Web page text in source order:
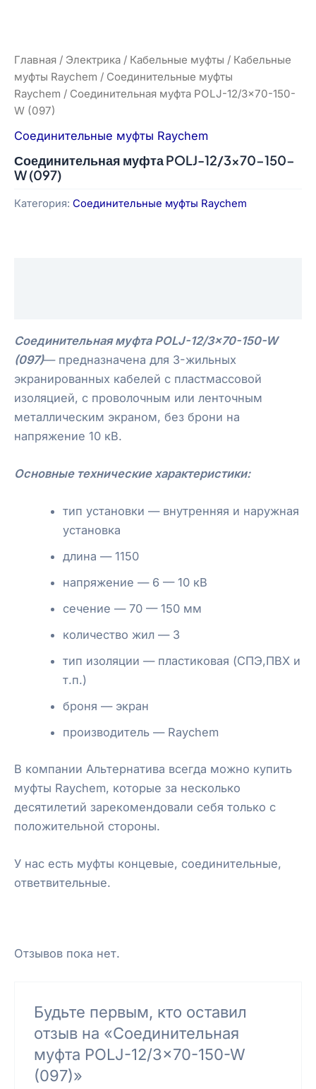
Главная / Электрика / Кабельные муфты / Кабельные
муфты Raychem / Соединительные муфты
Raychem / Соединительная муфта POLJ-12/3×70-150-
W (097)
Соединительные муфты Raychem
Соединительная муфта POLJ-12/3×70-150-
W (097)
Категория: Соединительные муфты Raychem
Соединительная муфта POLJ-12/3×70-150-W
(097)— предназначена для 3-жильных
экранированных кабелей с пластмассовой
изоляцией, с проволочным или ленточным
металлическим экраном, без брони на
напряжение 10 кВ.
Основные технические характеристики:
тип установки — внутренняя и наружная
установка
длина — 1150
напряжение — 6 — 10 кВ
сечение — 70 — 150 мм
количество жил — 3
тип изоляции — пластиковая (СПЭ,ПВХ и
т.п.)
броня — экран
производитель — Raychem
В компании Альтернатива всегда можно купить
муфты Raychem, которые за несколько
десятилетий зарекомендовали себя только с
положительной стороны.
У нас есть муфты концевые, соединительные,
ответвительные.
Отзывов пока нет.
Будьте первым, кто оставил
отзыв на «Соединительная
муфта POLJ-12/3×70-150-W
(097)»